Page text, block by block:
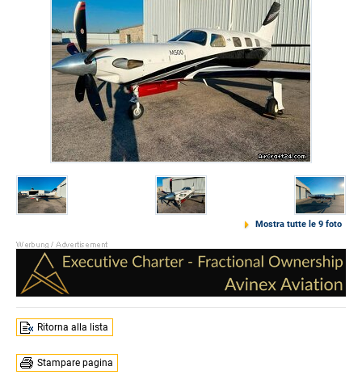
Mostra tutte le 9 foto
Ritorna alla lista
Stampare pagina